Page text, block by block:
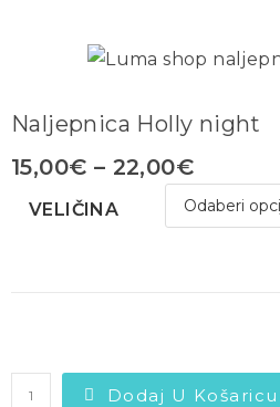
Naljepnica Holly night
15,00€ – 22,00€
VELIČINA
Dodaj U Košaricu